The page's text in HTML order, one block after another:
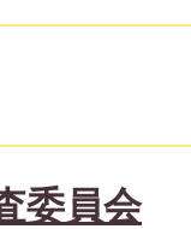
委員会